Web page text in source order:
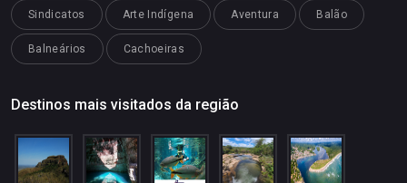
Sindicatos Arte Indígena Aventura Balão
Balneários Cachoeiras
Destinos mais visitados da região